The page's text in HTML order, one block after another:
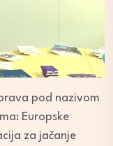
pod nazivom
Europske
za jačanje